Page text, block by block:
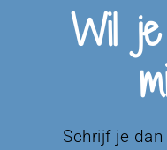
Wil
Schrijf je